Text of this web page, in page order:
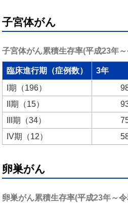
子宮体がん
子宮体がん累積生存率(平成23年
臨床進行期（症例数） 3年
I期（196）
II期（15）
III期（34）
IV期（12）
卵巣がん
卵巣がん累積生存率(平成23年～